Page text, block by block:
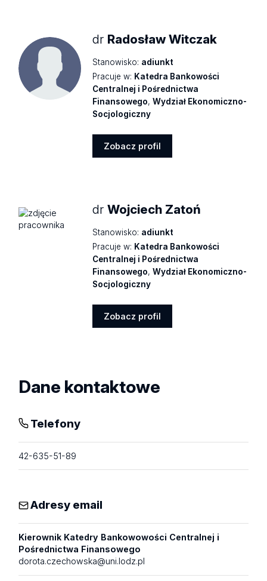
dr Radosław Witczak
Stanowisko: adiunkt
Pracuje w: Katedra Bankowości
Centralnej i Pośrednictwa
Finansowego,Wydział Ekonomiczno-
Socjologiczny
Zobacz profil
drWojciech Zatoń
Stanowisko: adiunkt
Pracuje w: Katedra Bankowości
Centralnej i Pośrednictwa
Finansowego,Wydział Ekonomiczno-
Socjologiczny
Zobacz profil
Dane kontaktowe
Telefony
42-635-51-89
Adresy email
Kierownik Katedry Bankowowości Centralnej i
Pośrednictwa Finansowego
dorota.czechowska@uni.lodz.pl